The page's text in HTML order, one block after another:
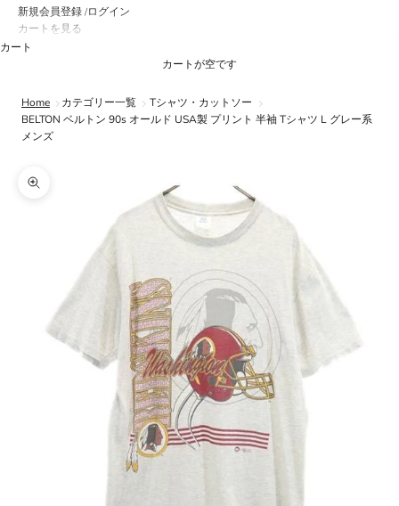
新規会員登録 /ログイン
カートを見る
カート
カートが空です
Home カテゴリー一覧
Tシャツ・カットソー
BELTON ベルトン 90s オールド USA製 プリント 半袖 Tシャツ L グレー系
メンズ
ズームイン